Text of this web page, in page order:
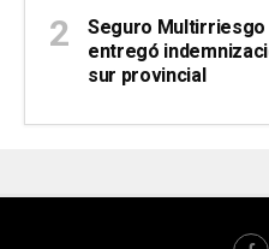
Seguro
entregó
sur provincial